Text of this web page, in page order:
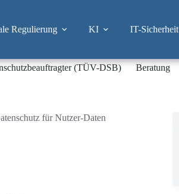
Regulierung KI IT-Sicherheit
(TÜV-DSB) Beratung
für Nutzer-Daten